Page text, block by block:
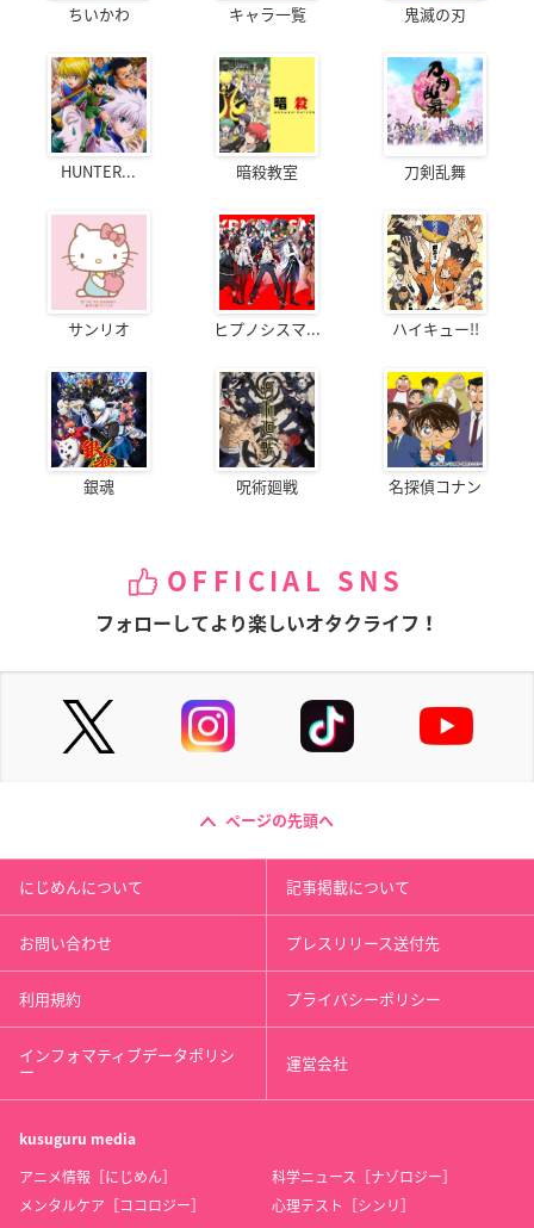
ちいかわ キャラ一覧 鬼滅の刃
HUNTER... 暗殺教室 刀剣乱舞
サンリオ ヒプノシスマ... ハイキュー!!
銀魂 呪術廻戦 名探偵コナン
OFFICIAL SNS
フォローしてより楽しいオタクライフ！
ページの先頭へ
にじめんについて 記事掲載について
お問い合わせ プレスリリース送付先
利用規約 プライバシーポリシー
インフォマティブデータポリシ
ー 運営会社
kusuguru media
アニメ情報［にじめん］
科学ニュース［ナゾロジー］
メンタルケア［ココロジー］
心理テスト［シンリ］